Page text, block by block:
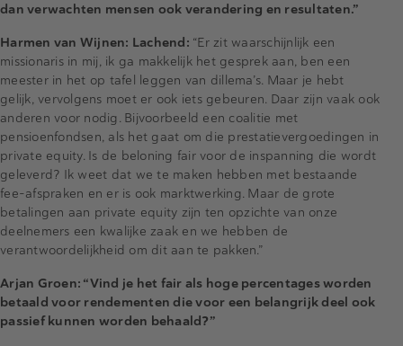
dan verwachten mensen ook verandering en resultaten.”
Harmen van Wijnen: Lachend: “Er zit waarschijnlijk een
missionaris in mij, ik ga makkelijk het gesprek aan, ben een
meester in het op tafel leggen van dillema’s. Maar je hebt
gelijk, vervolgens moet er ook iets gebeuren. Daar zijn vaak ook
anderen voor nodig. Bijvoorbeeld een coalitie met
pensioenfondsen, als het gaat om die prestatievergoedingen in
private equity. Is de beloning fair voor de inspanning die wordt
geleverd? Ik weet dat we te maken hebben met bestaande
fee-afspraken en er is ook marktwerking. Maar de grote
betalingen aan private equity zijn ten opzichte van onze
deelnemers een kwalijke zaak en we hebben de
verantwoordelijkheid om dit aan te pakken.”
Arjan Groen: “Vind je het fair als hoge percentages worden
betaald voor rendementen die voor een belangrijk deel ook
passief kunnen worden behaald?”